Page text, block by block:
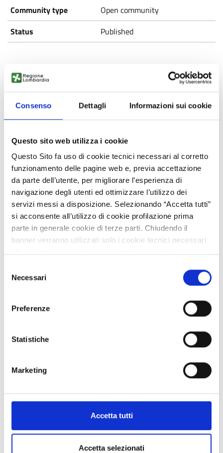
Consenso Dettagli Informazioni sui cookie
Questo sito web utilizza i cookie
Questo Sito fa uso di cookie tecnici necessari al corretto
funzionamento delle pagine web e, previa accettazione
da parte dell’utente, per migliorare l’esperienza di
navigazione degli utenti ed ottimizzare l’utilizzo dei
servizi messi a disposizione. Selezionando “Accetta tutti”
si acconsente all’utilizzo di cookie profilazione prima
parte in generale cookie di terze parti. Chiudendo il
banner verranno utilizzati solo i cookie tecnici necessari
Per conoscere i dettagli, consulta la nostra cookie policy.
https://www.openinnovation.regione.lombardia.it/it/co
https://www.openinnovation.regione.lombardia.it/it/pr
delNecessari
Preferenze
Statistiche
Marketing
Accetta tutti
Accetta selezionati
Open community
Published
Open community
Published
Open Data della Pubblica
Amministrazione